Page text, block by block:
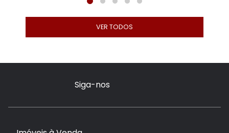
VER TODOS
Siga-nos